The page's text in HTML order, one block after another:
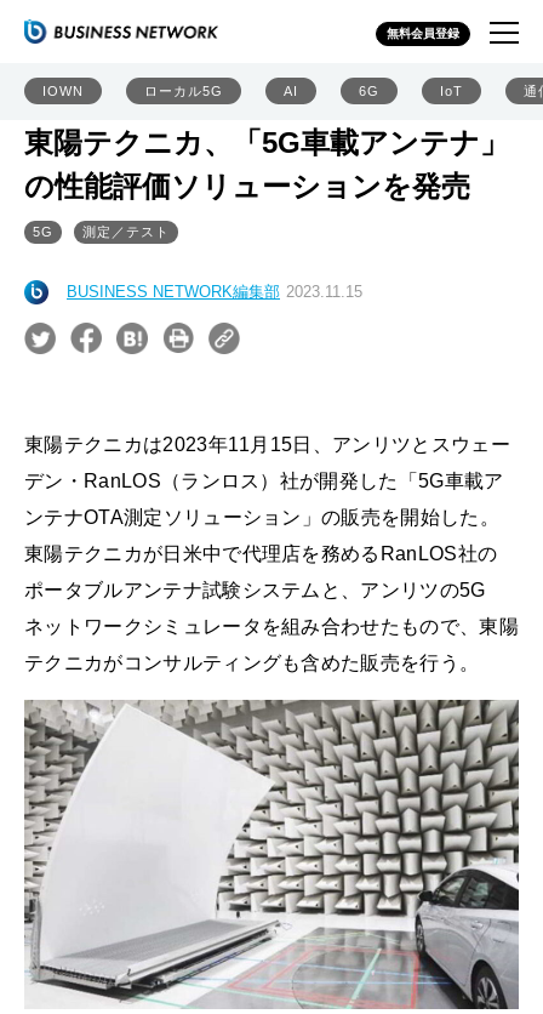
無料会員登録
IOWN ローカル5G AI 6G IoT 通
東陽テクニカ、「5G車載アンテナ」
の性能評価ソリューションを発売
5G 測定／テスト
BUSINESS NETWORK編集部 2023.11.15
東陽テクニカは2023年11月15日、アンリツとスウェー
デン・RanLOS（ランロス）社が開発した「5G車載ア
ンテナOTA測定ソリューション」の販売を開始した。
東陽テクニカが日米中で代理店を務めるRanLOS社の
ポータブルアンテナ試験システムと、アンリツの5G
ネットワークシミュレータを組み合わせたもので、東陽
テクニカがコンサルティングも含めた販売を行う。